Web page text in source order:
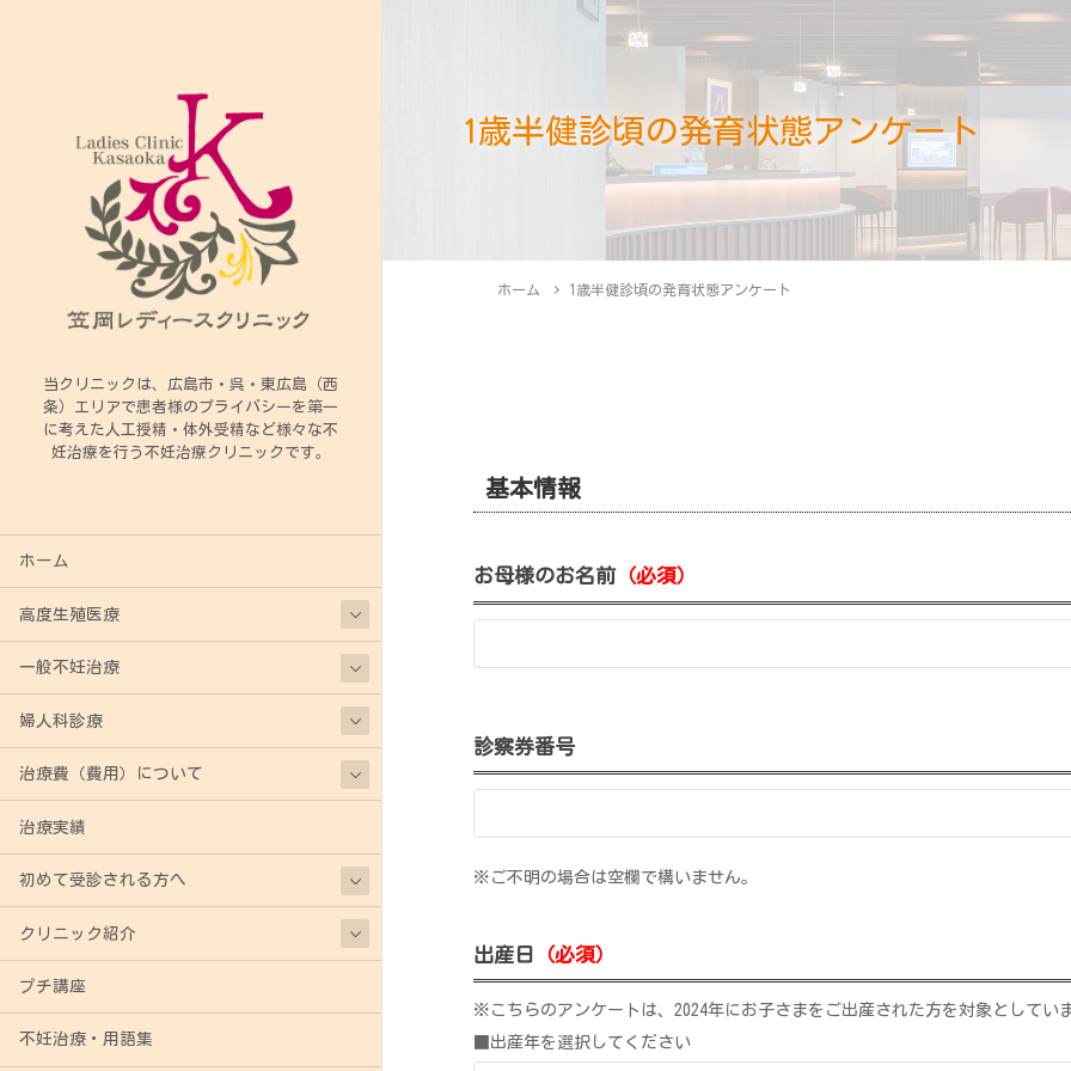
当クリニックは、広島市・呉・東広島（西
条）エリアで患者様のプライバシーを第一
に考えた人工授精・体外受精など様々な不
妊治療を行う不妊治療クリニックです。
ホーム
高度生殖医療
一般不妊治療
婦人科診療
治療費（費用）について
治療実績
初めて受診される方へ
クリニック紹介
プチ講座
不妊治療・用語集
1歳半健診頃の発育状態アンケート
ホーム 1歳半健診頃の発育状態アンケート
基本情報
お母様のお名前（必須）
診察券番号
※ご不明の場合は空欄で構いません。
出産日 （必須）
※こちらのアンケートは、2024年にお子さまをご出産された方を対象としてい
■出産年を選択してください